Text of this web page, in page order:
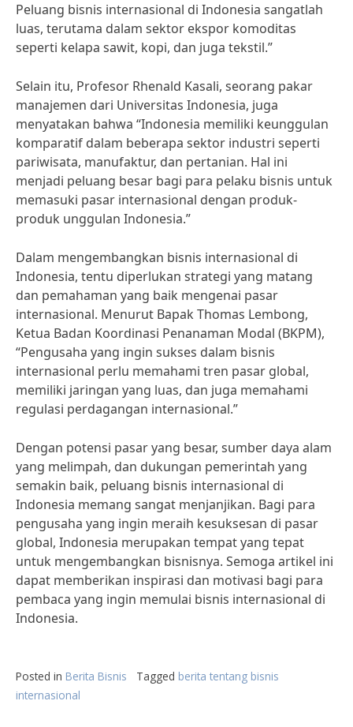
Peluang bisnis internasional di Indonesia sangatlah
luas, terutama dalam sektor ekspor komoditas
seperti kelapa sawit, kopi, dan juga tekstil.”
Selain itu, Profesor Rhenald Kasali, seorang pakar
manajemen dari Universitas Indonesia, juga
menyatakan bahwa “Indonesia memiliki keunggulan
komparatif dalam beberapa sektor industri seperti
pariwisata, manufaktur, dan pertanian. Hal ini
menjadi peluang besar bagi para pelaku bisnis untuk
memasuki pasar internasional dengan produk-
produk unggulan Indonesia.”
Dalam mengembangkan bisnis internasional di
Indonesia, tentu diperlukan strategi yang matang
dan pemahaman yang baik mengenai pasar
internasional. Menurut Bapak Thomas Lembong,
Ketua Badan Koordinasi Penanaman Modal (BKPM),
“Pengusaha yang ingin sukses dalam bisnis
internasional perlu memahami tren pasar global,
memiliki jaringan yang luas, dan juga memahami
regulasi perdagangan internasional.”
Dengan potensi pasar yang besar, sumber daya alam
yang melimpah, dan dukungan pemerintah yang
semakin baik, peluang bisnis internasional di
Indonesia memang sangat menjanjikan. Bagi para
pengusaha yang ingin meraih kesuksesan di pasar
global, Indonesia merupakan tempat yang tepat
untuk mengembangkan bisnisnya. Semoga artikel ini
dapat memberikan inspirasi dan motivasi bagi para
pembaca yang ingin memulai bisnis internasional di
Indonesia.
Posted in Berita Bisnis Tagged berita tentang bisnis
internasional